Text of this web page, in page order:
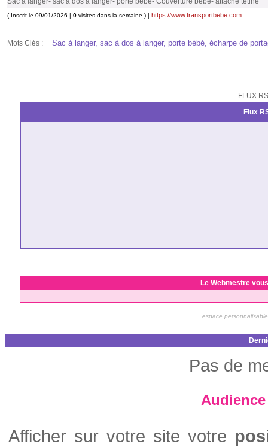
( Inscrit le 09/01/2026 | 0 visites dans la semaine ) | https://www.transportbebe.com
Mots Clés : Sac à langer, sac à dos à langer, porte bébé, écharpe de
FLUX
Flux
Le Webmestre
espace
Pas de
Afficher sur votre site votre